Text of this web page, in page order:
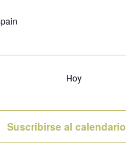
Hoy
Suscribirse al calendario